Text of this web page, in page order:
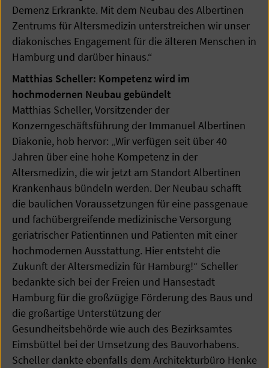
Demenz Erkrankte. Mit dem Neubau des Albertinen
Zentrums für Altersmedizin unterstreichen wir unser
diakonisches Engagement für die älteren Menschen in
Hamburg und darüber hinaus.“
Matthias Scheller: Kompetenz wird im
hochmodernen Neubau gebündelt
Matthias Scheller, Vorsitzender der
Konzerngeschäftsführung der Immanuel Albertinen
Diakonie, hob hervor: „Wir verfügen seit über 40
Jahren über eine hohe Kompetenz in der
Altersmedizin, die wir jetzt am Standort Albertinen
Krankenhaus bündeln werden. Der Neubau schafft
die baulichen Voraussetzungen für eine passgenaue
und fachübergreifende medizinische Versorgung
geriatrischer Patientinnen und Patienten mit einer
hochmodernen Ausstattung. Hier entsteht die
Zukunft der Altersmedizin für Hamburg!“ Scheller
bedankte sich bei der Freien und Hansestadt
Hamburg für die großzügige Förderung des Baus und
die großartige Unterstützung der
Gesundheitsbehörde wie auch des Bezirksamtes
Eimsbüttel bei der Umsetzung des Bauvorhabens.
Scheller dankte ebenfalls dem Architekturbüro Henke